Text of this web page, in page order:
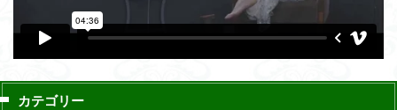
カテゴリー